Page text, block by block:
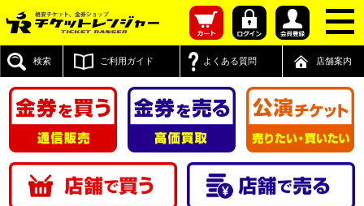
検索 ご利用ガイド よくある質問 店舗案内